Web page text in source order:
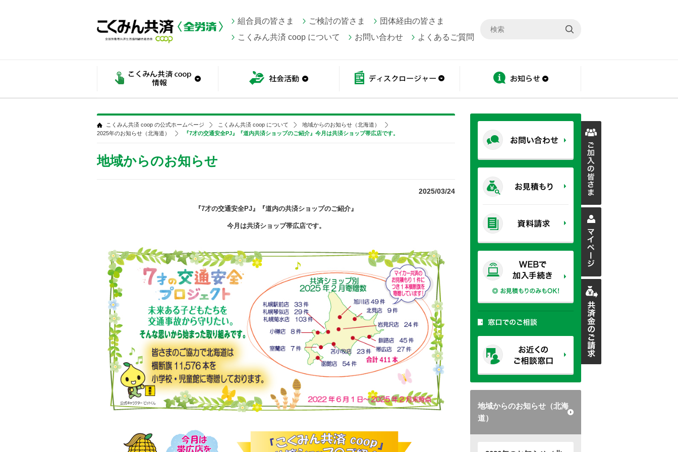
組合員の皆さま ご検討の皆さま
団体経由の皆さま
こくみん共済 coop について
お問い合わせ よくあるご質問
地域からのお知らせ（北海
道）
こくみん共済 coop の公式ホームページ こくみん共済 coop について
地域からのお知らせ（北海道）
2025年のお知らせ（北海道）
『7才の交通安全PJ』『道内共済ショップのご紹介』今月は共済ショップ帯広店です。
地域からのお知らせ
2025/03/24
『7才の交通安全PJ』『道内の共済ショップのご紹介』
今月は共済ショップ帯広店です。